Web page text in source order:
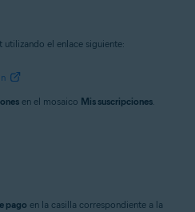
utilizando el enlace siguiente:
en el mosaico Mis suscripciones.
pago en la casilla correspondiente a la